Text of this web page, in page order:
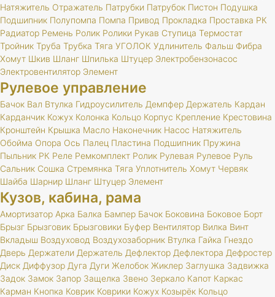
Натяжитель Отражатель Патрубки Патрубок Пистон Подушка
Подшипник Полупомпа Помпа Привод Прокладка Проставка РК
Радиатор Ремень Ролик Ролики Рукав Ступица Термостат
Тройник Труба Трубка Тяга УГОЛОК Удлинитель Фальш Фибра
Хомут Шкив Шланг Шпилька Штуцер Электробензонасос
Электровентилятор Элемент
Рулевое управление
Бачок Вал Втулка Гидроусилитель Демпфер Держатель Кардан
Карданчик Кожух Колонка Кольцо Корпус Крепление Крестовина
Кронштейн Крышка Масло Наконечник Насос Натяжитель
Обойма Опора Ось Палец Пластина Подшипник Пружина
Пыльник РК Реле Ремкомплект Ролик Рулевая Рулевое Руль
Сальник Сошка Стремянка Тяга Уплотнитель Хомут Червяк
Шайба Шарнир Шланг Штуцер Элемент
Кузов, кабина, рама
Амортизатор Арка Балка Бампер Бачок Боковина Боковое Борт
Брызг Брызговик Брызговики Буфер Вентилятор Вилка Винт
Вкладыш Воздуховод Воздухозаборник Втулка Гайка Гнездо
Дверь Держатели Держатель Дефлектор Дефлектора Дефростер
Диск Диффузор Дуга Дуги Желобок Жиклер Заглушка Задвижка
Задок Замок Запор Защелка Звено Зеркало Капот Каркас
Карман Кнопка Коврик Коврики Кожух Козырёк Кольцо